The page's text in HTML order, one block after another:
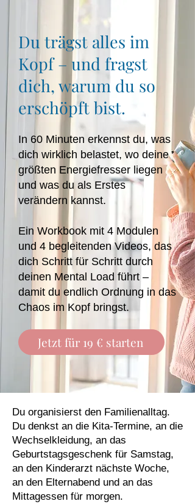
Du trägst alles im
Kopf – und fragst
dich, warum du so
erschöpft bist.
In 60 Minuten erkennst du, was
dich wirklich belastet, wo deine
größten Energiefresser liegen
und was du als Erstes
verändern kannst.
Ein Workbook mit 4 Modulen
und 4 begleitenden Videos, das
dich Schritt für Schritt durch
deinen Mental Load führt –
damit du endlich Ordnung in das
Chaos im Kopf bringst.
Jetzt für 19 € starten
Du organisierst den Familienalltag.
Du denkst an die Kita-Termine, an die
Wechselkleidung, an das
Geburtstagsgeschenk für Samstag,
an den Kinderarzt nächste Woche,
an den Elternabend und an das
Mittagessen für morgen.